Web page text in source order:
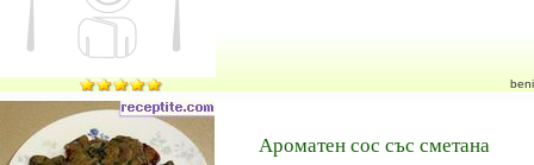
beni
Ароматен сос със сметана